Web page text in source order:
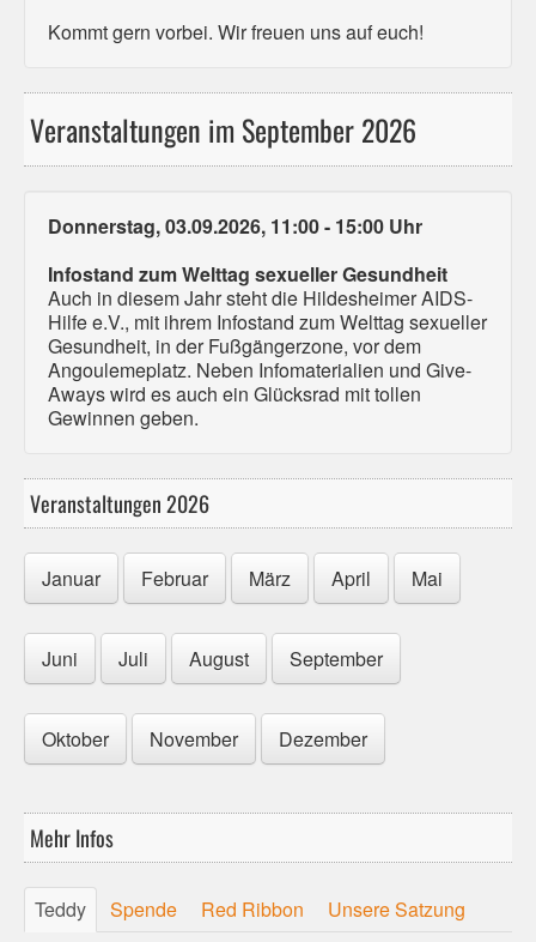
Kommt gern vorbei. Wir freuen uns auf euch!
Veranstaltungen im September 2026
Donnerstag, 03.09.2026, 11:00 - 15:00 Uhr
Infostand zum Welttag sexueller Gesundheit
Auch in diesem Jahr steht die Hildesheimer AIDS-
Hilfe e.V., mit ihrem Infostand zum Welttag sexueller
Gesundheit, in der Fußgängerzone, vor dem
Angoulemeplatz. Neben Infomaterialien und Give-
Aways wird es auch ein Glücksrad mit tollen
Gewinnen geben.
Veranstaltungen 2026
Januar Februar März April Mai
Juni Juli August September
Oktober November Dezember
Mehr Infos
Teddy Spende Red Ribbon Unsere Satzung